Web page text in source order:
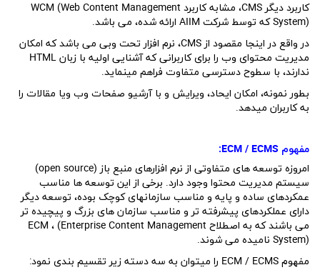
کاربرد دیگر CMS، مشابه کاربرد WCM (Web Content Management
System) که توسط شرکت AIIM ارائه شده، می باشد.
در واقع در اینجا مقصود از CMS، نرم افزار تحت وبی می باشد که امکان
مدیریت محتوای وب را برای کاربرانی که آشنایی اولیه با زبان HTML
ندارند، با سطوح دسترسی متفاوت فراهم مینماید.
بطور نمونه، امکان ایحاد، ویرایش و با آرشیو صفحات وب ویا مقالات را
به کاربران میدهد.
مفهوم ECM / ECMS
:
امروزه توسعه های متفاوتی از نرم افزارهای منبع باز (open source)
سیستم مدیریت محتوا وجود دارد. برخی از این توسعه ها مناسب
عمکردهای ساده و پایه و مناسب سازمانهای کوچک بوده، توسعه دیگر
دارای عملکردهای پیشرفته تر و مناسب سازمان های بزرگ و پیچیده تر
می باشند که به اصطلاح ECM ، (Enterprise Content Management
System) نامیده می شوند.
مفهوم ECM / ECMS را میتوان به سه دسته زیر تقسیم بندی نمود: